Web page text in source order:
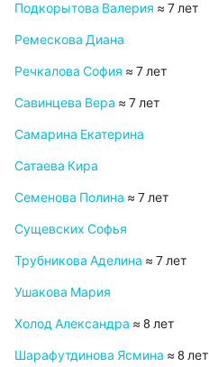
Подкорытова Валерия ≈ 7 лет
Ремескова Диана
Речкалова София ≈ 7 лет
Савинцева Вера ≈ 7 лет
Самарина Екатерина
Сатаева Кира
Семенова Полина ≈ 7 лет
Сущевских Софья
Трубникова Аделина ≈ 7 лет
Ушакова Мария
Холод Александра ≈ 8 лет
Шарафутдинова Ясмина ≈ 8 лет